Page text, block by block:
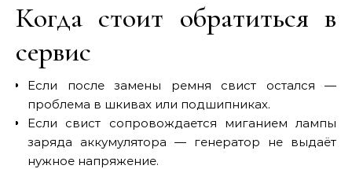
Когда стоит обратиться в
сервис
Если после замены ремня свист остался —
проблема в шкивах или подшипниках.
Если свист сопровождается миганием лампы
заряда аккумулятора — генератор не выдаёт
нужное напряжение.